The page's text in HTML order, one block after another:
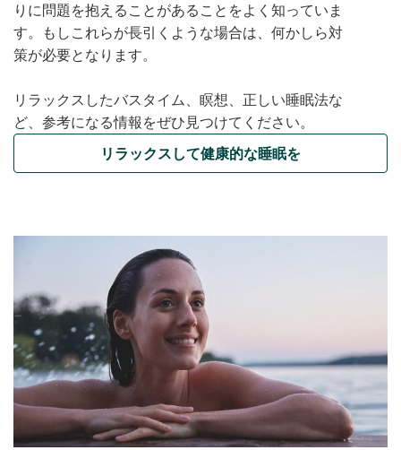
りに問題を抱えることがあることをよく知っていま
す。もしこれらが長引くような場合は、何かしら対
策が必要となります。
リラックスしたバスタイム、瞑想、正しい睡眠法な
ど、参考になる情報をぜひ見つけてください。
リラックスして健康的な睡眠を